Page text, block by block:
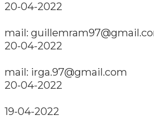
20-04-2022
mail:
20-04-2022
mail: irga.97@gmail.com
20-04-2022
19-04-2022